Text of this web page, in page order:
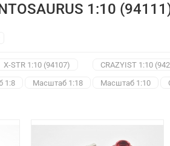
1:10
X-STR 1:10 (94107) CRAZYIST 1:10
1:8 Масштаб 1:18 Масштаб 1:10